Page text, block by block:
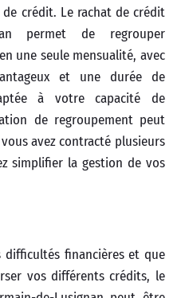
crédit. Le rachat de crédit
permet de regrouper
une seule mensualité, avec
et une durée de
à votre capacité de
de regroupement peut
avez contracté plusieurs
simplifier la gestion de vos
financières et que
vos différents crédits, le